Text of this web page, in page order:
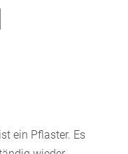
ein Pflaster. Es